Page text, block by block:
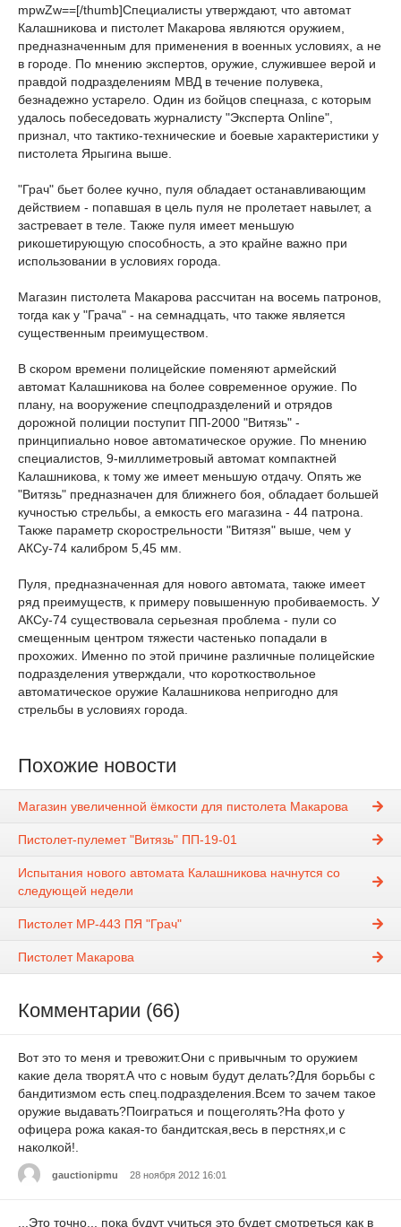
mpwZw==[/thumb]Специалисты утверждают, что автомат
Калашникова и пистолет Макарова являются оружием,
предназначенным для применения в военных условиях, а не
в городе. По мнению экспертов, оружие, служившее верой и
правдой подразделениям МВД в течение полувека,
безнадежно устарело. Один из бойцов спецназа, с которым
удалось побеседовать журналисту "Эксперта Online",
признал, что тактико-технические и боевые характеристики у
пистолета Ярыгина выше.
"Грач" бьет более кучно, пуля обладает останавливающим
действием - попавшая в цель пуля не пролетает навылет, а
застревает в теле. Также пуля имеет меньшую
рикошетирующую способность, а это крайне важно при
использовании в условиях города.
Магазин пистолета Макарова рассчитан на восемь патронов,
тогда как у "Грача" - на семнадцать, что также является
существенным преимуществом.
В скором времени полицейские поменяют армейский
автомат Калашникова на более современное оружие. По
плану, на вооружение спецподразделений и отрядов
дорожной полиции поступит ПП-2000 "Витязь" -
принципиально новое автоматическое оружие. По мнению
специалистов, 9-миллиметровый автомат компактней
Калашникова, к тому же имеет меньшую отдачу. Опять же
"Витязь" предназначен для ближнего боя, обладает большей
кучностью стрельбы, а емкость его магазина - 44 патрона.
Также параметр скорострельности "Витязя" выше, чем у
АКСу-74 калибром 5,45 мм.
Пуля, предназначенная для нового автомата, также имеет
ряд преимуществ, к примеру повышенную пробиваемость. У
АКСу-74 существовала серьезная проблема - пули со
смещенным центром тяжести частенько попадали в
прохожих. Именно по этой причине различные полицейские
подразделения утверждали, что короткоствольное
автоматическое оружие Калашникова непригодно для
стрельбы в условиях города.
Похожие новости
Магазин увеличенной ёмкости для пистолета Макарова
Пистолет-пулемет "Витязь" ПП-19-01
Испытания нового автомата Калашникова начнутся со
следующей недели
Пистолет МР-443 ПЯ "Грач"
Пистолет Макарова
Комментарии (66)
Вот это то меня и тревожит.Они с привычным то оружием
какие дела творят.А что с новым будут делать?Для борьбы с
бандитизмом есть спец.подразделения.Всем то зачем такое
оружие выдавать?Поиграться и пощеголять?На фото у
офицера рожа какая-то бандитская,весь в перстнях,и с
наколкой!.
gauctionipmu 28 ноября 2012 16:01
...Это точно... пока будут учиться это будет смотреться как в